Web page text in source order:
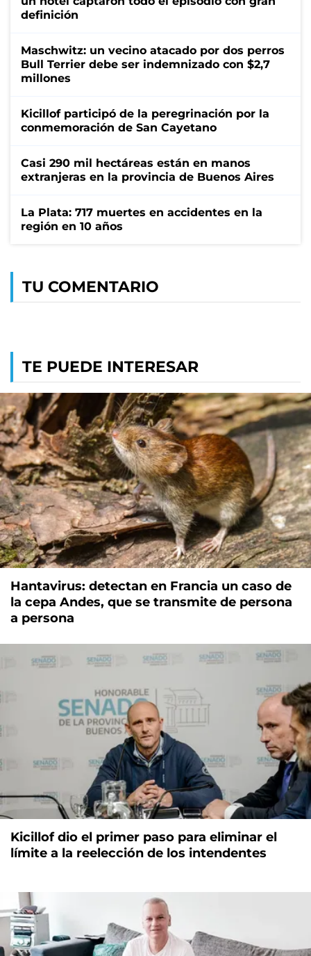
definición
Maschwitz: un vecino atacado por dos perros
Bull Terrier debe ser indemnizado con $2,7
millones
Kicillof participó de la peregrinación por la
conmemoración de San Cayetano
Casi 290 mil hectáreas están en manos
extranjeras en la provincia de Buenos Aires
La Plata: 717 muertes en accidentes en la
región en 10 años
TU COMENTARIO
TE PUEDE INTERESAR
Hantavirus: detectan en Francia un caso de
la cepa Andes, que se transmite de persona
a persona
Kicillof dio el primer paso para eliminar el
límite a la reelección de los intendentes